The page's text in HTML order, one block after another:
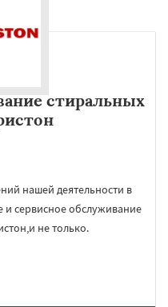
стиральных
нашей деятельности в
и сервисное обслуживание
не только.